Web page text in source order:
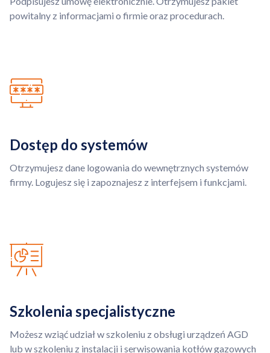
powitalny z informacjami o firmie oraz procedurach.
Dostęp do systemów
Otrzymujesz dane logowania do wewnętrznych systemów
firmy. Logujesz się i zapoznajesz z interfejsem i funkcjami.
Szkolenia specjalistyczne
Możesz wziąć udział w szkoleniu z obsługi urządzeń AGD
lub w szkoleniu z instalacji i serwisowania kotłów gazowych